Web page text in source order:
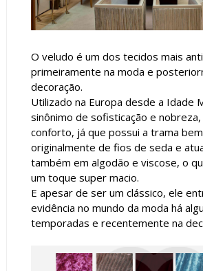
O veludo é um dos tecidos mais
primeiramente na moda e
decoração.
Utilizado na Europa desde a Idade
sinônimo de sofisticação e
conforto, já que possui a trama
originalmente de fios de seda e
também em algodão e viscose, o
um toque super macio.
E apesar de ser um clássico, ele
evidência no mundo da moda há
temporadas e recentemente na